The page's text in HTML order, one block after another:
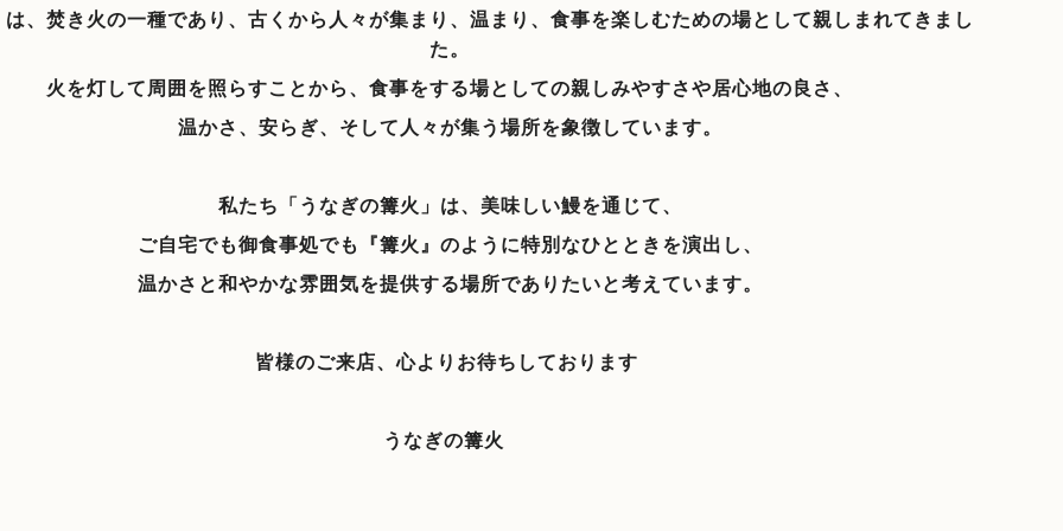
は、焚き火の一種であり、古くから人々が集まり、温まり、食事を楽しむための場として親しまれてきまし
た。
火を灯して周囲を照らすことから、食事をする場としての親しみやすさや居心地の良さ、
温かさ、安らぎ、そして人々が集う場所を象徴しています。
私たち「うなぎの篝火」は、美味しい鰻を通じて、
ご自宅でも御食事処でも『篝火』のように特別なひとときを演出し、
温かさと和やかな雰囲気を提供する場所でありたいと考えています。
皆様のご来店、心よりお待ちしております
うなぎの篝火